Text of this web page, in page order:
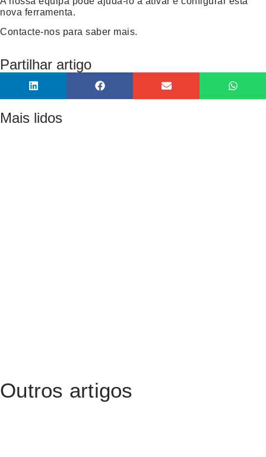
nova ferramenta.
Contacte-nos para saber mais.
Partilhar artigo
Mais lidos
Outros artigos